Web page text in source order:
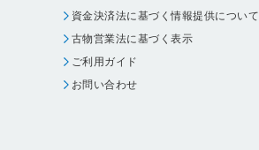
資金決済法に基づく情報提供について
古物営業法に基づく表示
ご利用ガイド
お問い合わせ